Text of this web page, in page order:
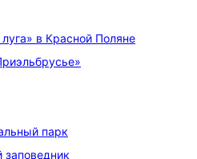
в Красной Поляне
парк
заповедник